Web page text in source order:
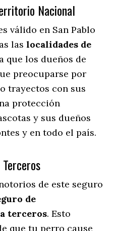
Nacional
válido en San Pablo
laslocalidades de
que los dueños de
preocuparse por
o trayectos con sus
protección
y sus dueños
y en todo el país.
de este seguro
de
terceros. Esto
que tu perro cause